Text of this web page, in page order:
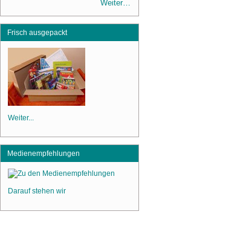
Weiter…
Frisch ausgepackt
Weiter...
Medienempfehlungen
Darauf stehen wir